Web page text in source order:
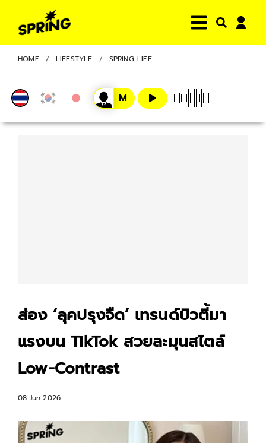
HOME LIFESTYLE SPRING-LIFE
ส่อง ‘ลุคปรุงจืด’ เทรนด์บิวตี้มา
แรงบน TikTok สวยละมุนสไตล์
Low-Contrast
08 Jun 2026